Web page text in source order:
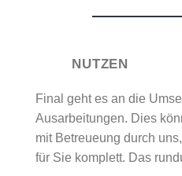
NUTZEN
Final geht es an die
Ausarbeitungen. Dies
mit Betreueung durch
für Sie komplett. Das